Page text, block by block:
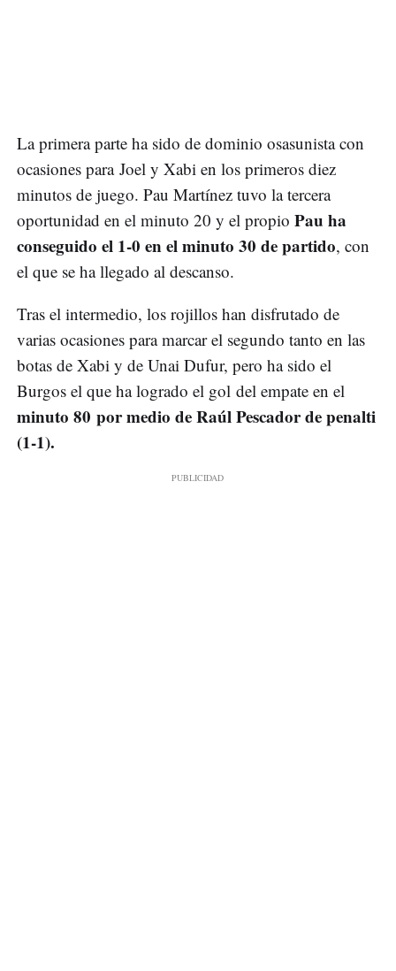
La primera parte ha sido de dominio osasunista con
ocasiones para Joel y Xabi en los primeros diez
minutos de juego. Pau Martínez tuvo la tercera
oportunidad en el minuto 20 y el propio Pau ha
conseguido el 1-0 en el minuto 30 de partido, con
el que se ha llegado al descanso.
Tras el intermedio, los rojillos han disfrutado de
varias ocasiones para marcar el segundo tanto en las
botas de Xabi y de Unai Dufur, pero ha sido el
Burgos el que ha logrado el gol del empate en el
minuto 80 por medio de Raúl Pescador de penalti
(1-1).